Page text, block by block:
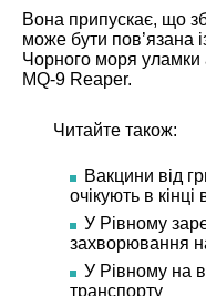
Вона припускає, що
може бути пов’язана
Чорного моря уламки
MQ-9 Reaper.
Читайте також:
Вакцини від
очікують в
У Рівному
захворювання
У Рівному на
транспорту